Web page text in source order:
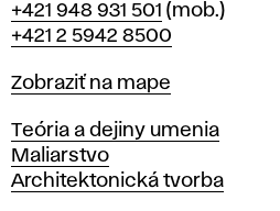
r
a
i
s
l
a
v
Telefón
+421 948 931 501 (mob.)
+421 2 5942 8500
Mapa
Zobraziť na mape
Katedry
Teória a dejiny umenia
Maliarstvo
Architektonická tvorba